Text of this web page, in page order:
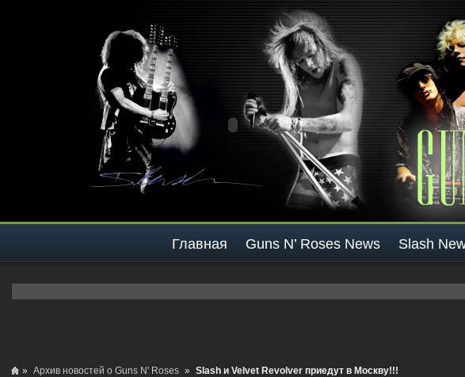
Главная Guns N’ Roses News Slash
» Архив новостей о Guns N' Roses » Slash и Velvet Revolver приедут в Москву!!!